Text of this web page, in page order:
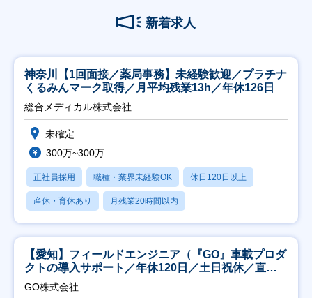
新着求人
神奈川【1回面接／薬局事務】未経験歓迎／プラチナ
くるみんマーク取得／月平均残業13h／年休126日
総合メディカル株式会社
未確定
300万~300万
正社員採用 職種・業界未経験OK 休日120日以上
産休・育休あり 月残業20時間以内
【愛知】フィールドエンジニア（『GO』車載プロダ
クトの導入サポート／年休120日／土日祝休／直行
直帰
GO株式会社